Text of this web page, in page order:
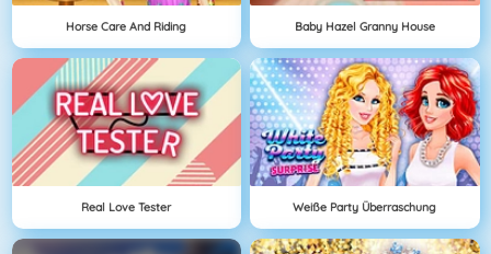
Horse Care And Riding Baby Hazel Granny House
Real Love Tester Weiße Party Überraschung